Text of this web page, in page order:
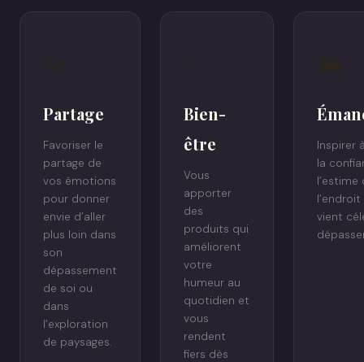
Partage
Favoriser le
partage de
vos émotions
pour donner
envie d’aller
plus loin dans
son
dépassement
de soi ou
dans
l’exploration
de paysages.
Bien-
être
Vous
apporter
des
produits qui
améliorent
votre
humeur au
quotidien et
vous
rendent
fiers dès
Inspirer
la
l’estime
vient